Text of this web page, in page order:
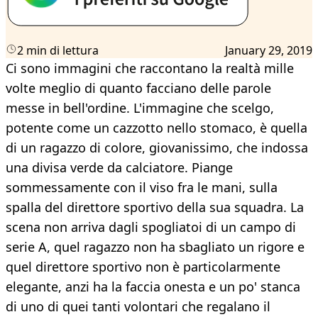
2 min di lettura January 29, 2019
Ci sono immagini che raccontano la realtà mille
volte meglio di quanto facciano delle parole
messe in bell'ordine. L'immagine che scelgo,
potente come un cazzotto nello stomaco, è quella
di un ragazzo di colore, giovanissimo, che indossa
una divisa verde da calciatore. Piange
sommessamente con il viso fra le mani, sulla
spalla del direttore sportivo della sua squadra. La
scena non arriva dagli spogliatoi di un campo di
serie A, quel ragazzo non ha sbagliato un rigore e
quel direttore sportivo non è particolarmente
elegante, anzi ha la faccia onesta e un po' stanca
di uno di quei tanti volontari che regalano il